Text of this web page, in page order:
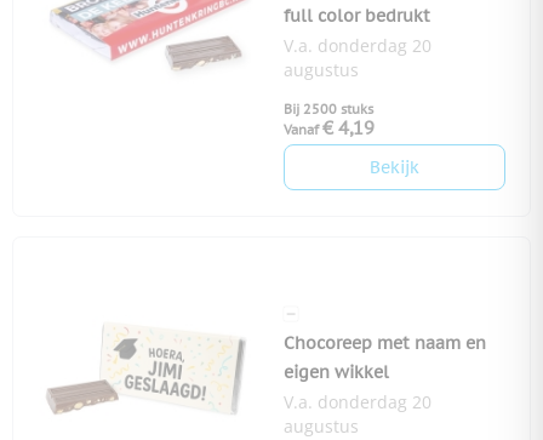
full color bedrukt
V.a. donderdag 20
augustus
Bij 2500 stuks
Vanaf € 4,19
Bekijk
Chocoreep met naam en
eigen wikkel
V.a. donderdag 20
augustus